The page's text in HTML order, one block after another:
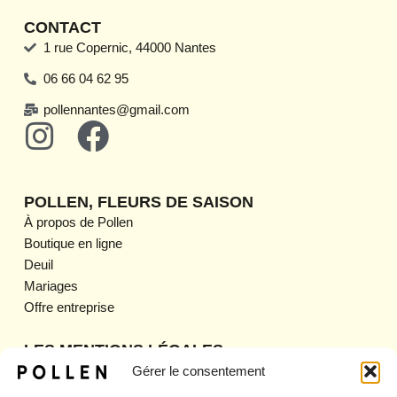
Gérer le consentement
CONTACT
1 rue Copernic, 44000 Nantes
06 66 04 62 95
pollennantes@gmail.com
I
s
t
a
g
a
F
c
e
b
o
k
POLLEN, FLEURS DE SAISON
À propos de Pollen
Boutique en ligne
Deuil
Mariages
Offre entreprise
LES MENTIONS LÉGALES
Mentions légales